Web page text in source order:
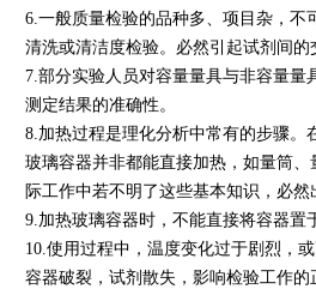
6.一般质量检验的品种多、项目杂，
清洗或清洁度检验。必然引起试剂间
7.部分实验人员对容量量具与非容量
测定结果的准确性。
8.加热过程是理化分析中常有的步骤
玻璃容器并非都能直接加热，如量筒
际工作中若不明了这些基本知识，必
9.加热玻璃容器时，不能直接将容器
10.使用过程中，温度变化过于剧烈，
容器破裂，试剂散失，影响检验工作的